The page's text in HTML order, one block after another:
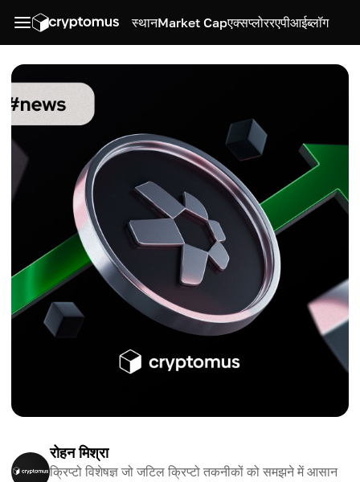
स्थानMarket Capएक्सप्लोररएपीआईब्लॉग
रोहन मिश्रा
क्रिप्टो विशेषज्ञ जो जटिल क्रिप्टो तकनीकों को समझने में आसान